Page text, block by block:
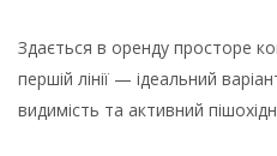
Здається в оренду просторе
першій лінії — ідеальний
видимість та активний